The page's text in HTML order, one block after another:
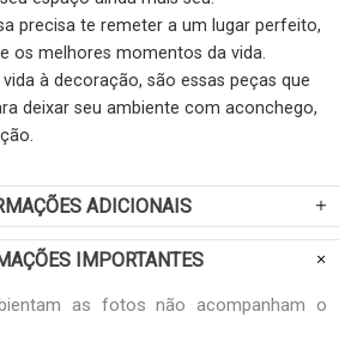
precisa te remeter a um lugar perfeito,
os melhores momentos da vida.
à decoração, são essas peças que
deixar seu ambiente com aconchego,
ADICIONAIS
IMPORTANTES
as fotos não acompanham o